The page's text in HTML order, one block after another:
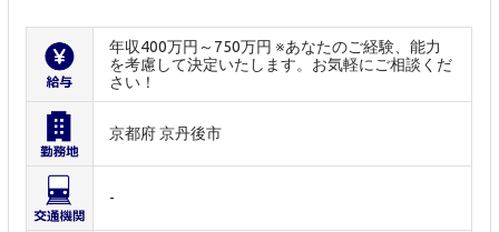
年収400万円～750万円 ※あなたのご経験、能力
を考慮して決定いたします。お気軽にご相談くだ
さい！
京都府 京丹後市
-